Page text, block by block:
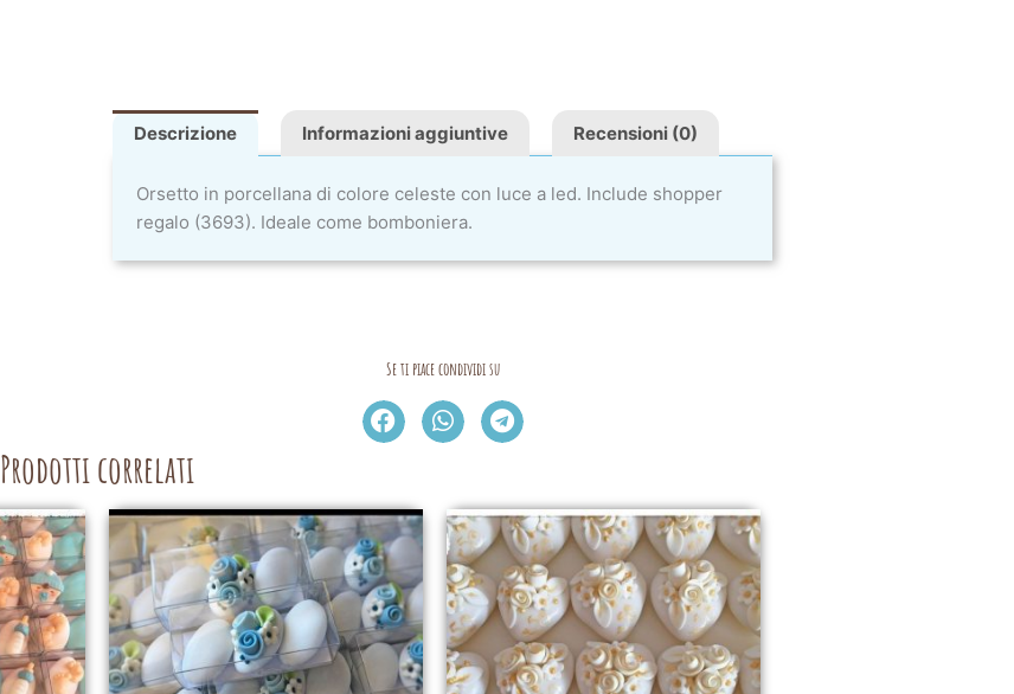
Descrizione Informazioni aggiuntive Recensioni (0)
Orsetto in porcellana di colore celeste con luce a led. Include shopper
regalo (3693). Ideale come bomboniera.
Se ti piace condividi su
Prodotti correlati